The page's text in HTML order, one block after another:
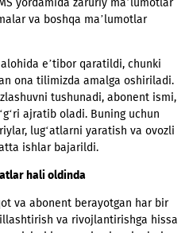
xizmat ko‘rsatmoqda.
operatorga moslashishi
tartibda amalga
va yordam olayotgan
SMS yordamida zaruriy
va boshqa ma’lumotlar
alohida e’tibor qaratildi,